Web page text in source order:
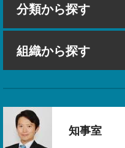
分類から探す
組織から探す
知事室